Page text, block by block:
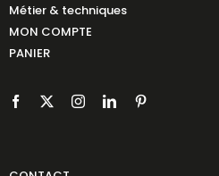
Métier & techniques
MON COMPTE
PANIER